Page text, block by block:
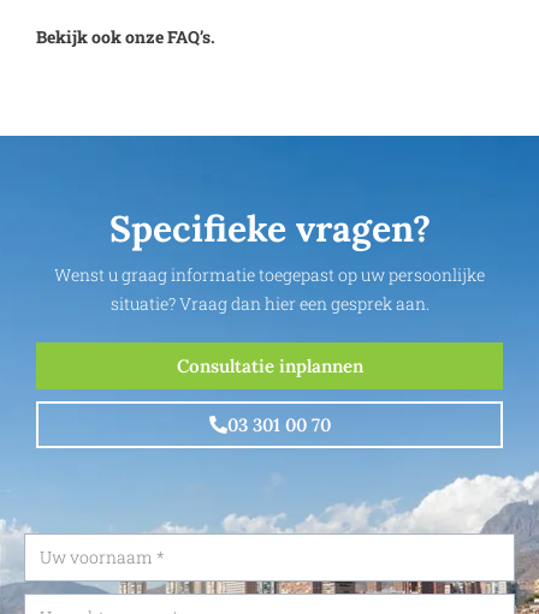
Bekijk ook onze FAQ’s.
Specifieke vragen?
Wenst u graag informatie toegepast op uw persoonlijke
situatie? Vraag dan hier een gesprek aan.
Consultatie inplannen
03 301 00 70